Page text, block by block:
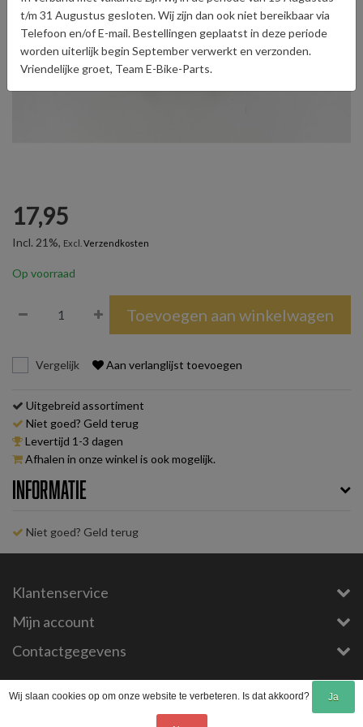
17,95
Incl. 21%, Excl. Verzendkosten
Op voorraad
Toevoegen aan winkelwagen
Vergelijk Aan verlanglijst toevoegen
Uitgebreid assortiment
Niet goed? Geld terug
Levertijd 1-3 dagen
Afhalen in onze winkel is ook mogelijk.
Informatie
Niet goed? Geld terug
Klantenservice
Mijn account
Contactgegevens
InStijl Media
t/m 31 Augustus gesloten. Wij zijn dan ook niet bereikbaar via
Telefoon en/of E-mail. Bestellingen geplaatst in deze periode
worden uiterlijk begin September verwerkt en verzonden.
Vriendelijke groet, Team E-Bike-Parts.
Wij slaan cookies op om onze website te verbeteren. Is dat akkoord? Ja